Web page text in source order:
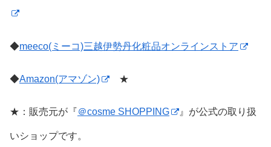
◆meeco(ミーコ)三越伊勢丹化粧品オンラインストア
◆Amazon(アマゾン) ★
★：販売元が『＠cosme SHOPPING 』が公式の取り扱
いショップです。